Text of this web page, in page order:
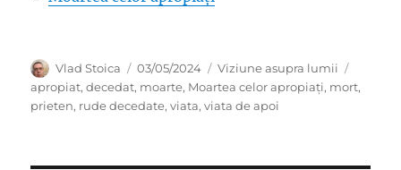
Author
Vlad Stoica
Posted
on
03/05/2024 Categories
Viziune asupra lumii
apropiat,decedat, moarte, Moartea celor apropiați, mort,
prieten, rude decedate,viata,viata de apoi